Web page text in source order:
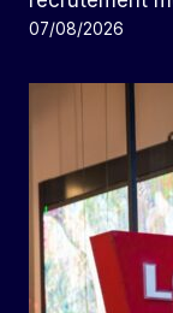
07/08/2026